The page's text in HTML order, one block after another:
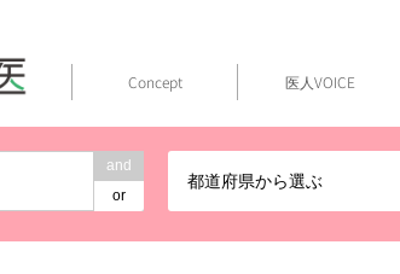
and
or
都道府県から選ぶ
Concept 医人VOICE